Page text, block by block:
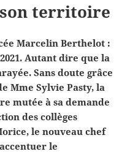
son territoire
Marcelin Berthelot :
Autant dire que la
Sans doute grâce
Mme Sylvie Pasty, la
mutée à sa demande
des collèges
le nouveau chef
le